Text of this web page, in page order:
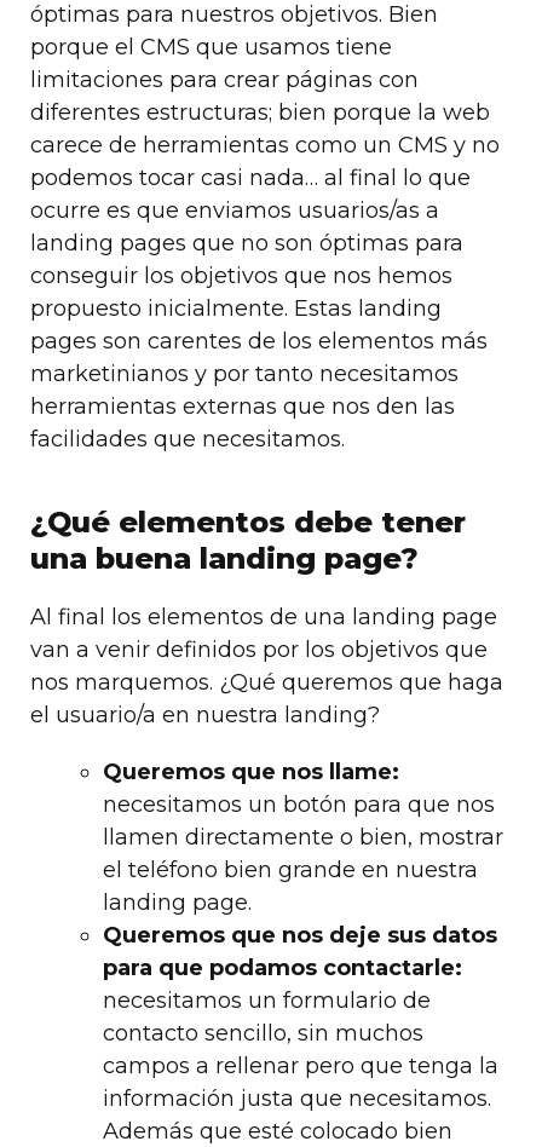
óptimas para nuestros objetivos. Bien
porque el CMS que usamos tiene
limitaciones para crear páginas con
diferentes estructuras; bien porque la web
carece de herramientas como un CMS y no
podemos tocar casi nada… al final lo que
ocurre es que enviamos usuarios/as a
landing pages que no son óptimas para
conseguir los objetivos que nos hemos
propuesto inicialmente. Estas landing
pages son carentes de los elementos más
marketinianos y por tanto necesitamos
herramientas externas que nos den las
facilidades que necesitamos.
¿Qué elementos debe tener
una buena landing page?
Al final los elementos de una landing page
van a venir definidos por los objetivos que
nos marquemos. ¿Qué queremos que haga
el usuario/a en nuestra landing?
Queremos que nos llame:
necesitamos un botón para que nos
llamen directamente o bien, mostrar
el teléfono bien grande en nuestra
landing page.
Queremos que nos deje sus datos
para que podamos contactarle:
necesitamos un formulario de
contacto sencillo, sin muchos
campos a rellenar pero que tenga la
información justa que necesitamos.
Además que esté colocado bien